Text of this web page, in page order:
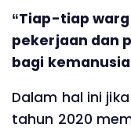
“Tiap-tiap
pekerjaan dan
bagi
Dalam hal ini
tahun 2020